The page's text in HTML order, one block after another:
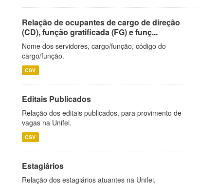
Relação de ocupantes de cargo de direção
(CD), função gratificada (FG) e funç...
Nome dos servidores, cargo/função, código do
cargo/função.
CSV
Editais Publicados
Relação dos editais publicados, para provimento de
vagas na Unifei.
CSV
Estagiários
Relação dos estagiários atuantes na Unifei.